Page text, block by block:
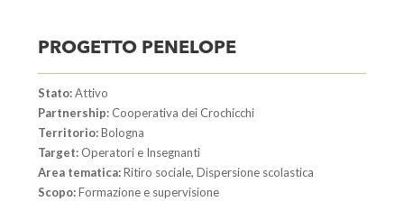
PROGETTO PENELOPE
Stato:Attivo
Partnership:Cooperativa dei Crochicchi
Territorio:Bologna
Target:Operatori e Insegnanti
Area tematica:Ritiro sociale, Dispersione scolastica
Scopo:Formazione e supervisione